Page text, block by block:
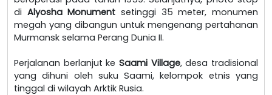
di Alyosha Monument setinggi 35 meter, monumen
megah yang dibangun untuk mengenang pertahanan
Murmansk selama Perang Dunia II.
Perjalanan berlanjut ke Saami Village, desa tradisional
yang dihuni oleh suku Saami, kelompok etnis yang
tinggal di wilayah Arktik Rusia.